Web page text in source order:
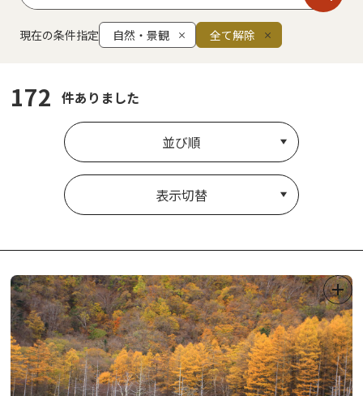
現在の条件指定 自然・景観 全て解除
172 件ありました
並び順
表示切替